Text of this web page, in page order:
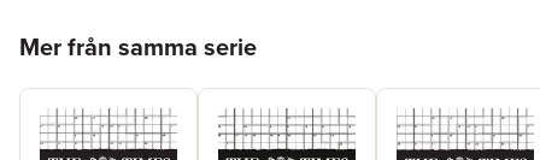
Mer från samma serie